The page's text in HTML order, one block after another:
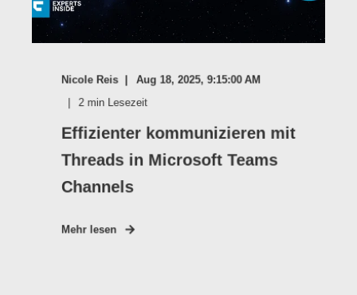
Nicole Reis Aug 18, 2025, 9:15:00 AM
2 min Lesezeit
Effizienter kommunizieren mit
Threads in Microsoft Teams
Channels
Mehr lesen